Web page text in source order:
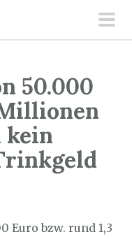
50.000
kein
Euro bzw. rund 1,3